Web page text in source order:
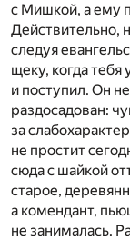
с Мишкой, а ему
Действительно,
следуя
щеку, когда тебя
и поступил. Он
раздосадован:
за
не простит
сюда с шайкой
старое,
а комендант,
не занималась.